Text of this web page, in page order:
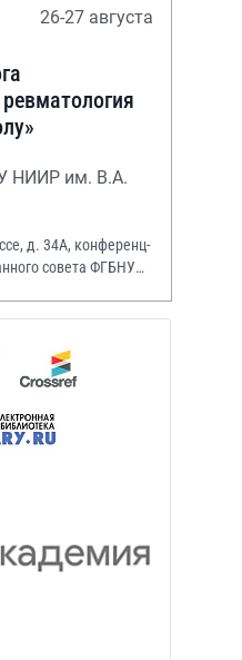
26-27 августа
НИИР им. В.А.
д. 34А, конференц-
совета ФГБНУ